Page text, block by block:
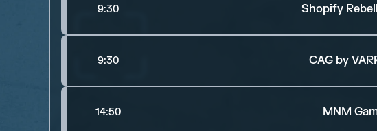
9:30 Shopify
9:30 CAG by
14:50 MNM